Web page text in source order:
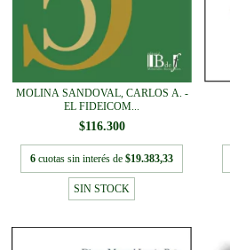
MOLINA SANDOVAL, CARLOS A. -
EL FIDEICOM...
$116.300
6 cuotas sin interés de $19.383,33
SIN STOCK